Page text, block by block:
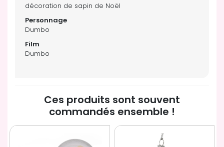
décoration de sapin de Noël
Dumbo
Dumbo
Ces produits sont souvent
commandés ensemble !